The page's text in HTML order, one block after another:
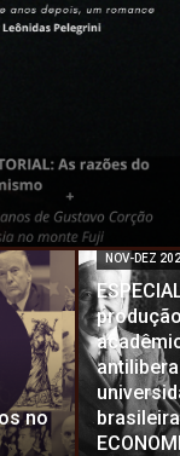
no
NOV-DEZ